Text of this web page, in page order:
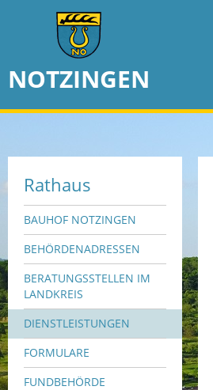
NOTZINGEN
Rathaus
BAUHOF NOTZINGEN
BEHÖRDENADRESSEN
BERATUNGSSTELLEN IM
LANDKREIS
DIENSTLEISTUNGEN
FORMULARE
FUNDBEHÖRDE